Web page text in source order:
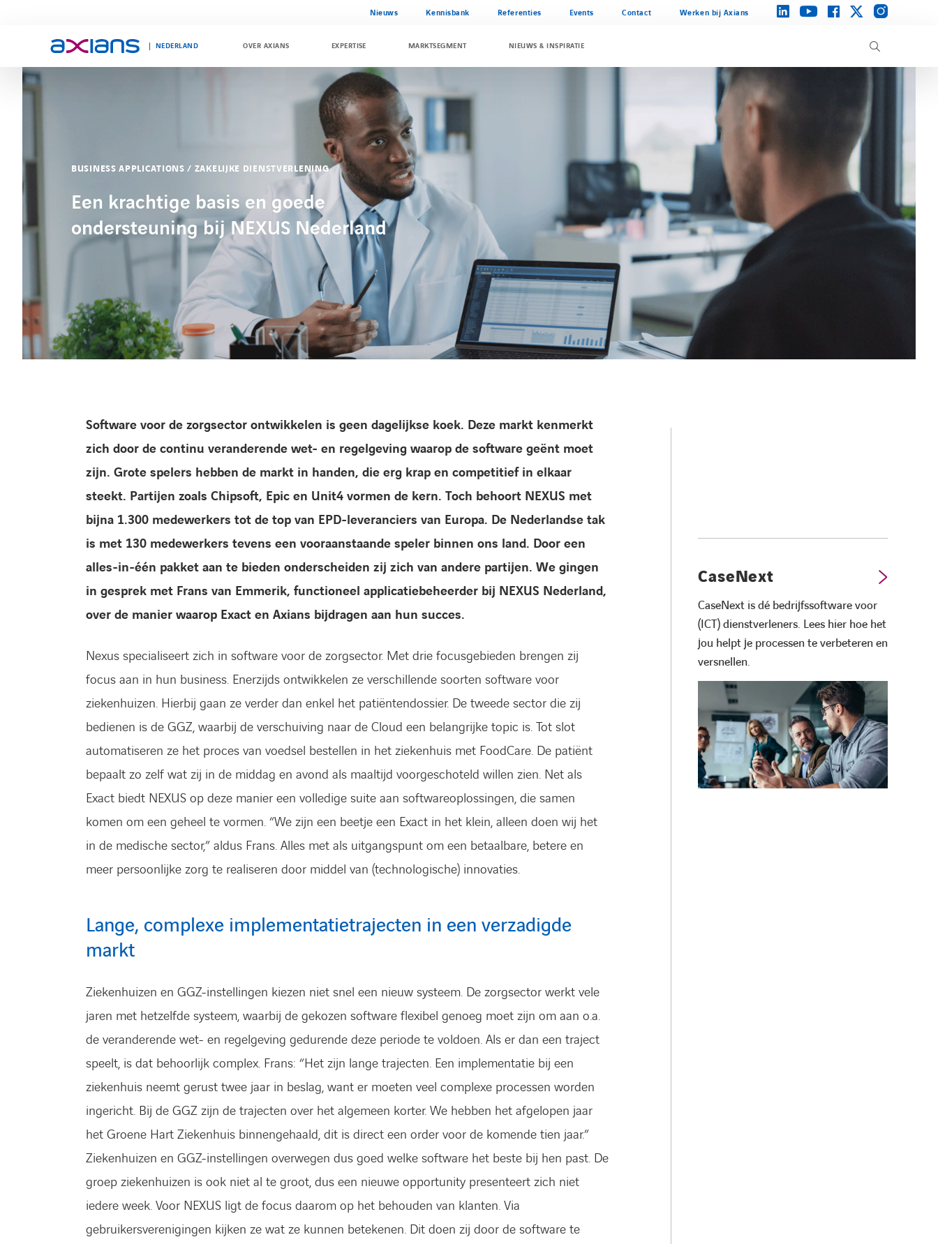
Nieuws Kennisbank Referenties Events Contact Werken bij Axians linkedinyoutubefacebooktwitterinstagram
NEDERLAND OVER AXIANS EXPERTISE MARKTSEGMENT NIEUWS & INSPIRATIE
BUSINESS APPLICATIONS / ZAKELIJKE DIENSTVERLENING
Een krachtige basis en goede
ondersteuning bij NEXUS Nederland
CaseNext
CaseNext is dé bedrijfssoftware voor
(ICT) dienstverleners. Lees hier hoe het
jou helpt je processen te verbeteren en
versnellen.
Software voor de zorgsector ontwikkelen is geen dagelijkse koek. Deze markt kenmerkt
zich door de continu veranderende wet- en regelgeving waarop de software geënt moet
zijn. Grote spelers hebben de markt in handen, die erg krap en competitief in elkaar
steekt. Partijen zoals Chipsoft, Epic en Unit4 vormen de kern. Toch behoort NEXUS met
bijna 1.300 medewerkers tot de top van EPD-leveranciers van Europa. De Nederlandse tak
is met 130 medewerkers tevens een vooraanstaande speler binnen ons land. Door een
alles-in-één pakket aan te bieden onderscheiden zij zich van andere partijen. We gingen
in gesprek met Frans van Emmerik, functioneel applicatiebeheerder bij NEXUS Nederland,
over de manier waarop Exact en Axians bijdragen aan hun succes.
Nexus specialiseert zich in software voor de zorgsector. Met drie focusgebieden brengen zij
focus aan in hun business. Enerzijds ontwikkelen ze verschillende soorten software voor
ziekenhuizen. Hierbij gaan ze verder dan enkel het patiëntendossier. De tweede sector die zij
bedienen is de GGZ, waarbij de verschuiving naar de Cloud een belangrijke topic is. Tot slot
automatiseren ze het proces van voedsel bestellen in het ziekenhuis met FoodCare. De patiënt
bepaalt zo zelf wat zij in de middag en avond als maaltijd voorgeschoteld willen zien. Net als
Exact biedt NEXUS op deze manier een volledige suite aan softwareoplossingen, die samen
komen om een geheel te vormen. “We zijn een beetje een Exact in het klein, alleen doen wij het
in de medische sector,” aldus Frans. Alles met als uitgangspunt om een betaalbare, betere en
meer persoonlijke zorg te realiseren door middel van (technologische) innovaties.
Lange, complexe implementatietrajecten in een verzadigde
markt
Ziekenhuizen en GGZ-instellingen kiezen niet snel een nieuw systeem. De zorgsector werkt vele
jaren met hetzelfde systeem, waarbij de gekozen software flexibel genoeg moet zijn om aan o.a.
de veranderende wet- en regelgeving gedurende deze periode te voldoen. Als er dan een traject
speelt, is dat behoorlijk complex. Frans: “Het zijn lange trajecten. Een implementatie bij een
ziekenhuis neemt gerust twee jaar in beslag, want er moeten veel complexe processen worden
ingericht. Bij de GGZ zijn de trajecten over het algemeen korter. We hebben het afgelopen jaar
het Groene Hart Ziekenhuis binnengehaald, dit is direct een order voor de komende tien jaar.”
Ziekenhuizen en GGZ-instellingen overwegen dus goed welke software het beste bij hen past. De
groep ziekenhuizen is ook niet al te groot, dus een nieuwe opportunity presenteert zich niet
iedere week. Voor NEXUS ligt de focus daarom op het behouden van klanten. Via
gebruikersverenigingen kijken ze wat ze kunnen betekenen. Dit doen zij door de software te